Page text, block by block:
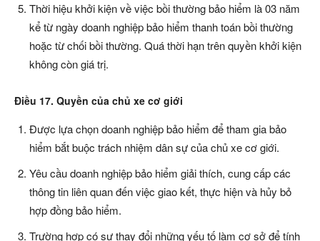
Thời hiệu khởi kiện về việc bồi thường bảo hiểm là 03 năm
kể từ ngày doanh nghiệp bảo hiểm thanh toán bồi thường
hoặc từ chối bồi thường. Quá thời hạn trên quyền khởi kiện
không còn giá trị.
Điều 17. Quyền của chủ xe cơ giới
Được lựa chọn doanh nghiệp bảo hiểm để tham gia bảo
hiểm bắt buộc trách nhiệm dân sự của chủ xe cơ giới.
Yêu cầu doanh nghiệp bảo hiểm giải thích, cung cấp các
thông tin liên quan đến việc giao kết, thực hiện và hủy bỏ
hợp đồng bảo hiểm.
Trường hợp có sự thay đổi những yếu tố làm cơ sở để tính